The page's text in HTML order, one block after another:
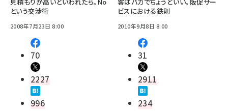
という交渉術
2008年7月23日 8:00
70
2227
996
ビスにおける鉄則
2010年9月8日 8:00
31
2911
234